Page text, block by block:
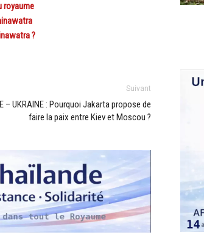
royaume
?
Suivant
– UKRAINE : Pourquoi Jakarta propose de
faire la paix entre Kiev et Moscou ?